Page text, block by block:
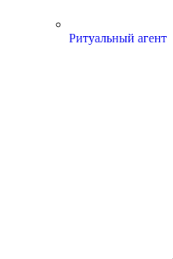
Ритуальный агент